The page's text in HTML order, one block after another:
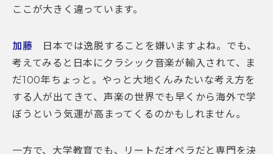
ここが大きく違っています。
加藤 日本では逸脱することを嫌いますよね。でも、
考えてみると日本にクラシック音楽が輸入されて、ま
だ100年ちょっと。やっと大地くんみたいな考え方を
する人が出てきて、声楽の世界でも早くから海外で学
ぼうという気運が高まってくるのかもしれません。
一方で、大学教育でも、リートだオペラだと専門を決